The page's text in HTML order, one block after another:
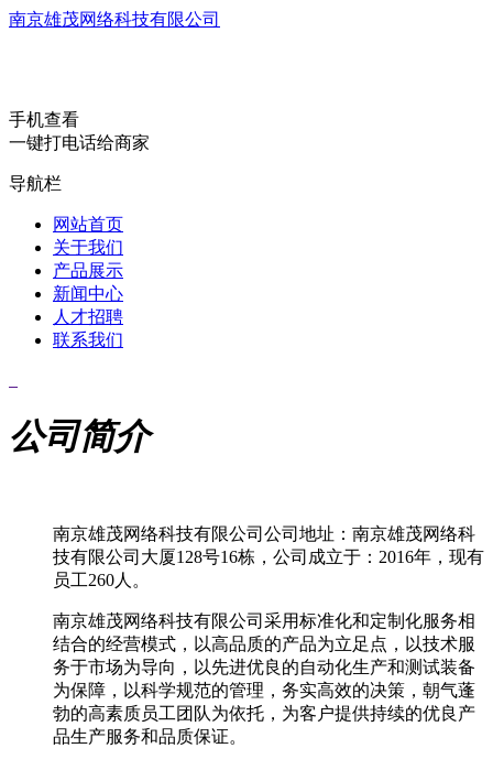
南京雄茂网络科技有限公司
手机查看
一键打电话给商家
导航栏
网站首页
关于我们
产品展示
新闻中心
人才招聘
联系我们
公司简介
南京雄茂网络科技有限公司公司地址：南京雄茂网络科
技有限公司大厦128号16栋，公司成立于：2016年，现有
员工260人。
南京雄茂网络科技有限公司采用标准化和定制化服务相
结合的经营模式，以高品质的产品为立足点，以技术服
务于市场为导向，以先进优良的自动化生产和测试装备
为保障，以科学规范的管理，务实高效的决策，朝气蓬
勃的高素质员工团队为依托，为客户提供持续的优良产
品生产服务和品质保证。